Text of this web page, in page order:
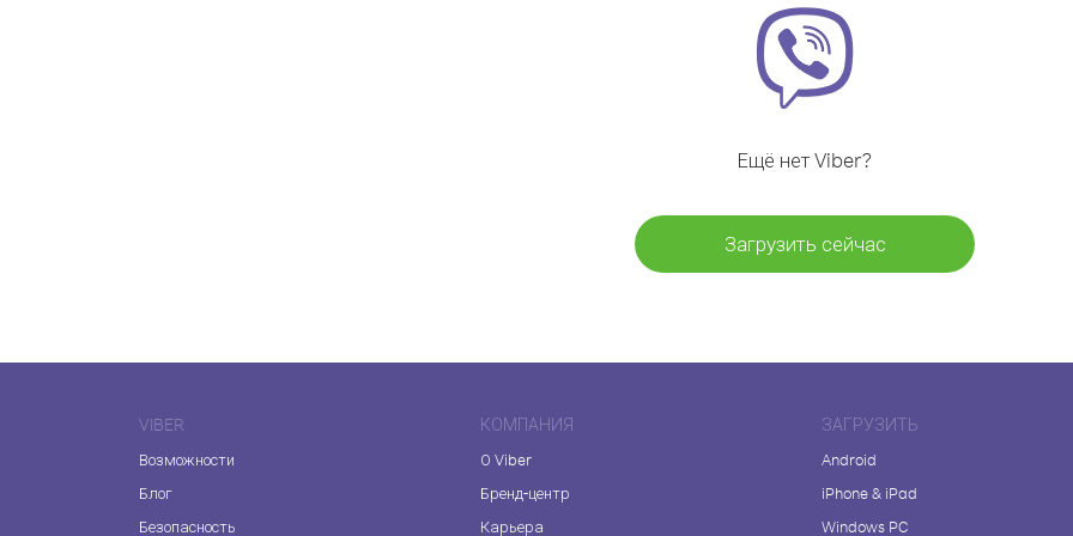
Ещё нет Viber?
Загрузить сейчас
VIBER
Возможности
Блог
Безопасность
КОМПАНИЯ
О Viber
Бренд-центр
Карьера
ЗАГРУЗИТЬ
Android
iPhone & iPad
Windows PC